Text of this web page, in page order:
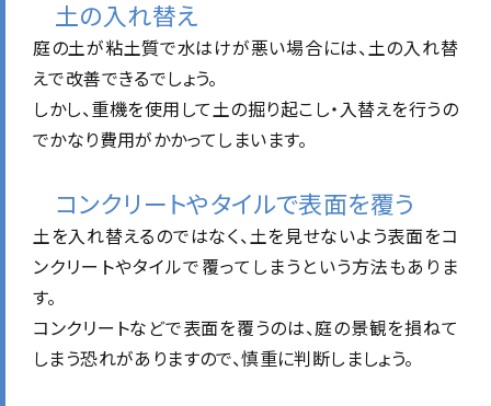
土の入れ替え
庭の土が粘土質で水はけが悪い場合には、土の入れ替
えで改善できるでしょう。
しかし、重機を使用して土の掘り起こし・入替えを行うの
でかなり費用がかかってしまいます。
コンクリートやタイルで表面を覆う
土を入れ替えるのではなく、土を見せないよう表面をコ
ンクリートやタイルで覆ってしまうという方法もありま
す。
コンクリートなどで表面を覆うのは、庭の景観を損ねて
しまう恐れがありますので、慎重に判断しましょう。